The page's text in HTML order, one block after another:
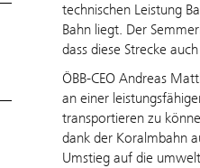
technischen Leistung
Bahn liegt. Der
dass diese Strecke
ÖBB-CEO Andreas
an einer
transportieren zu
dank der Koralmbahn
Umstieg auf die